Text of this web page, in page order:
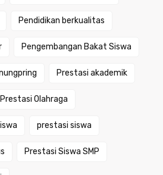
Pendidikan berkualitas
Pengembangan Bakat Siswa
Prestasi akademik
Prestasi Olahraga
prestasi siswa
Prestasi Siswa SMP